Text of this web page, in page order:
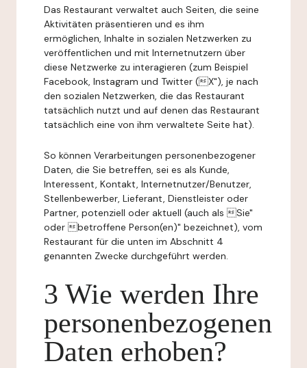
Das Restaurant verwaltet auch Seiten, die seine
Aktivitäten präsentieren und es ihm
ermöglichen, Inhalte in sozialen Netzwerken zu
veröffentlichen und mit Internetnutzern über
diese Netzwerke zu interagieren (zum Beispiel
Facebook, Instagram und Twitter (X"), je nach
den sozialen Netzwerken, die das Restaurant
tatsächlich nutzt und auf denen das Restaurant
tatsächlich eine von ihm verwaltete Seite hat).
So können Verarbeitungen personenbezogener
Daten, die Sie betreffen, sei es als Kunde,
Interessent, Kontakt, Internetnutzer/Benutzer,
Stellenbewerber, Lieferant, Dienstleister oder
Partner, potenziell oder aktuell (auch als Sie"
oder betroffene Person(en)" bezeichnet), vom
Restaurant für die unten im Abschnitt 4
genannten Zwecke durchgeführt werden.
3 Wie werden Ihre
personenbezogenen
Daten erhoben?